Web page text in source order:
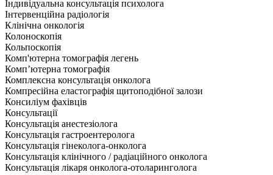
Індивідуальна консультація психолога
Інтервенційна радіологія
Клінічна онкологія
Колоноскопія
Кольпоскопія
Комп'ютерна томографія легень
Комп’ютерна томографія
Комплексна консультація онколога
Компресійна еластографія щитоподібної залози
Консиліум фахівців
Консультації
Консультація анестезіолога
Консультація гастроентеролога
Консультація гінеколога-онколога
Консультація клінічного / радіаційного онколога
Консультація лікаря онколога-отоларинголога